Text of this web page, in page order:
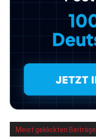
Meist geklickten Beiträge